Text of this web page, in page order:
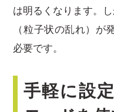
は明るくなります。
（粒子状の乱れ）が
必要です。
手軽に設